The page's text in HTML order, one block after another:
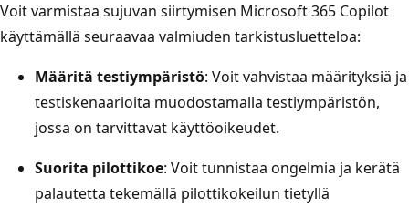
Voit varmistaa sujuvan siirtymisen Microsoft 365 Copilot
käyttämällä seuraavaa valmiuden tarkistusluetteloa:
Määritä testiympäristö: Voit vahvistaa määrityksiä ja
testiskenaarioita muodostamalla testiympäristön,
jossa on tarvittavat käyttöoikeudet.
Suorita pilottikoe: Voit tunnistaa ongelmia ja kerätä
palautetta tekemällä pilottikokeilun tietyllä